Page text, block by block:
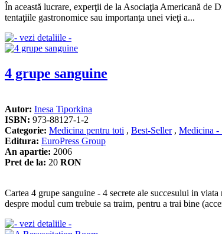
În această lucrare, experţii de la Asociaţia Americană de
tentaţiile gastronomice sau importanţa unei vieţi a...
4 grupe sanguine
Autor: Inesa Tiporkina
ISBN: 973-88127-1-2
Categorie: Medicina pentru toti , Best-Seller, Medicina -
Editura: EuroPress Group
An apartie: 2006
Pret de la: 20 RON
Cartea 4 grupe sanguine - 4 secrete ale succesului in
despre modul cum trebuie sa traim, pentru a trai bine